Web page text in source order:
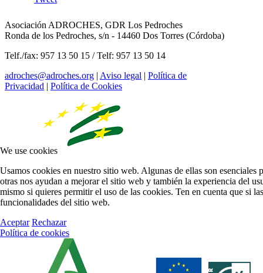
Asociación ADROCHES, GDR Los Pedroches
Ronda de los Pedroches, s/n - 14460 Dos Torres (Córdoba)
Telf./fax: 957 13 50 15 / Telf: 957 13 50 14
adroches@adroches.org | Aviso legal | Política de
Privacidad | Política de Cookies
We use cookies
Usamos cookies en nuestro sitio web. Algunas de ellas son
otras nos ayudan a mejorar el sitio web y también la experiencia del
mismo si quieres permitir el uso de las cookies. Ten en cuenta que si
funcionalidades del sitio web.
Aceptar Rechazar
Política de cookies